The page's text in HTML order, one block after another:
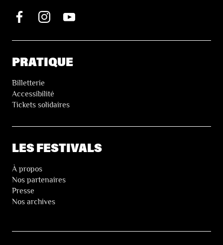
PRATIQUE
Billetterie
Accessibilité
Tickets solidaires
LES FESTIVALS
À propos
Nos partenaires
Presse
Nos archives